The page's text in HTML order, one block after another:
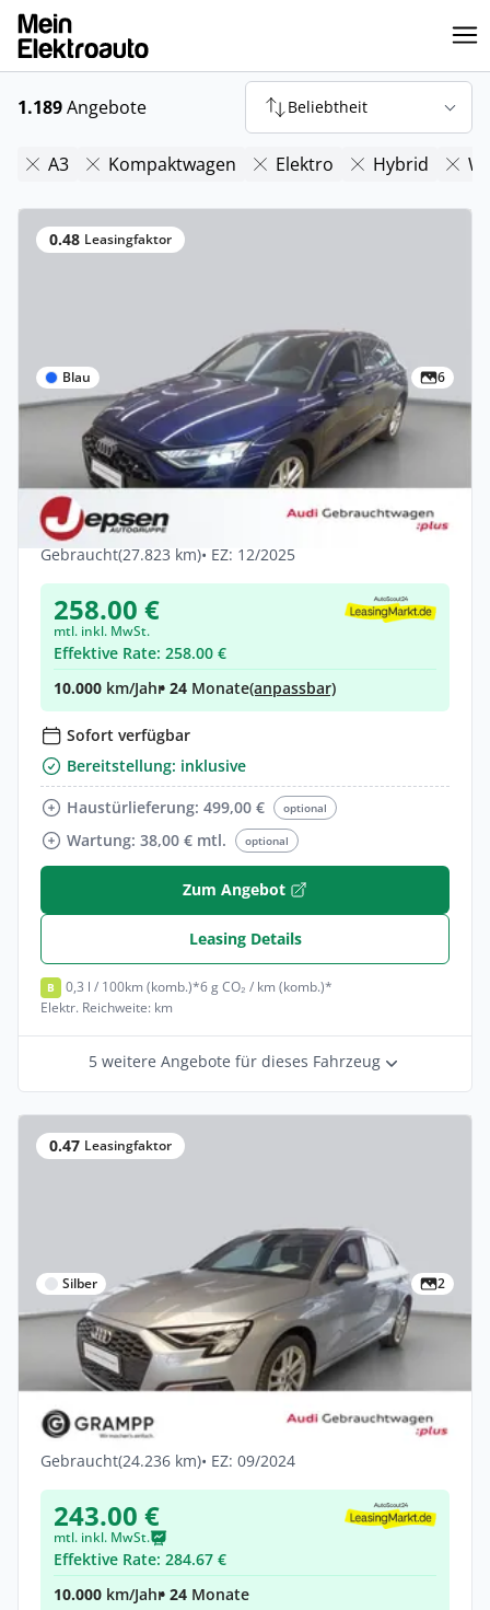
1.189Angebote Beliebtheit
A3 Kompaktwagen Elektro Hybrid
0.48 Leasingfaktor
Blau 6
Privat & Gewerbe
Audi A3 Sportback TFSI e advanced S tr.
LED ACC Cam
Hybrid •Automatik •
Gebraucht(27.823 km)• EZ: 12/2025
258.00 €
mtl. inkl. MwSt.
Effektive Rate: 258.00 €
10.000 km/Jahr• 24 Monate(anpassbar)
Sofort verfügbar
Bereitstellung: inklusive
Haustürlieferung: 499,00 €
optional
Wartung: 38,00 € mtl. optional
Zum Angebot
Leasing Details
B 0,3 l / 100km (komb.)*6 g CO₂ / km (komb.)*
Elektr. Reichweite: km
5 weitere Angebote für dieses Fahrzeug
0.47 Leasingfaktor
Silber 2
Privat & Gewerbe
Audi A3 Sportback 40 TFSI e S-tronic
+LED+VIRTUAL+ACC+
Hybrid •Automatik •
Gebraucht(24.236 km)• EZ: 09/2024
243.00 €
mtl. inkl. MwSt.
Effektive Rate: 284.67 €
10.000 km/Jahr• 24 Monate